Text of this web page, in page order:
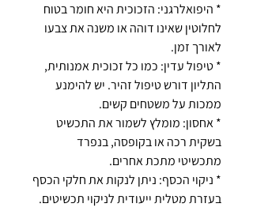
* היפואלרגני: הזכוכית היא חומר בטוח
לחלוטין שאינו דוהה או משנה את צבעו
לאורך זמן.
* טיפול עדין: כמו כל זכוכית אמנותית,
התליון דורש טיפול זהיר. יש להימנע
ממכות על משטחים קשים.
* אחסון: מומלץ לשמור את התכשיט
בשקית רכה או בקופסה, בנפרד
מתכשיטי מתכת אחרים.
* ניקוי הכסף: ניתן לנקות את חלקי הכסף
בעזרת מטלית ייעודית לניקוי תכשיטים.